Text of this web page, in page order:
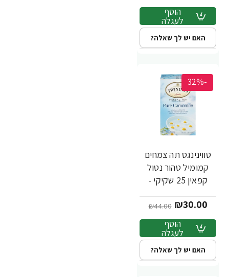
Twinings
הוסף
לעגלה
האם יש לך שאלה?
-32%
טווינינגס תה צמחים
קמומיל טהור נטול
קפאין 25 שקיקי -
₪30.00
₪44.00
הוסף
לעגלה
האם יש לך שאלה?